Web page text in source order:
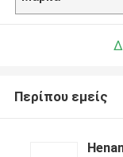
Περίπου εμείς